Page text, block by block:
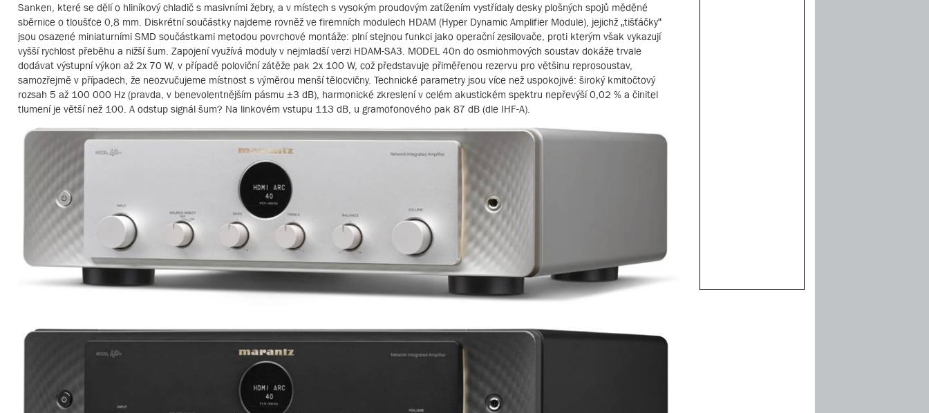
Sanken, které se dělí o hliníkový chladič s masivními žebry, a v místech s vysokým proudovým zatížením vystřídaly desky plošných spojů měděné
sběrnice o tloušťce 0,8 mm. Diskrétní součástky najdeme rovněž ve firemních modulech HDAM (Hyper Dynamic Amplifier Module), jejichž „tišťáčky“
jsou osazené miniaturními SMD součástkami metodou povrchové montáže: plní stejnou funkci jako operační zesilovače, proti kterým však vykazují
vyšší rychlost přeběhu a nižší šum. Zapojení využívá moduly v nejmladší verzi HDAM-SA3. MODEL 40n do osmiohmových soustav dokáže trvale
dodávat výstupní výkon až 2x 70 W, v případě poloviční zátěže pak 2x 100 W, což představuje přiměřenou rezervu pro většinu reprosoustav,
samozřejmě v případech, že neozvučujeme místnost s výměrou menší tělocvičny. Technické parametry jsou více než uspokojivé: široký kmitočtový
rozsah 5 až 100 000 Hz (pravda, v benevolentnějším pásmu ±3 dB), harmonické zkreslení v celém akustickém spektru nepřevýší 0,02 % a činitel
tlumení je větší než 100. A odstup signál šum? Na linkovém vstupu 113 dB, u gramofonového pak 87 dB (dle IHF-A).